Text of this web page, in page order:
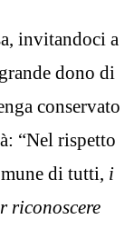
invitandoci a
dono di
conservato
“Nel rispetto
di tutti, i
riconoscere